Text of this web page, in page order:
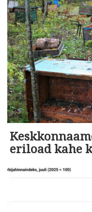
eriload kahe